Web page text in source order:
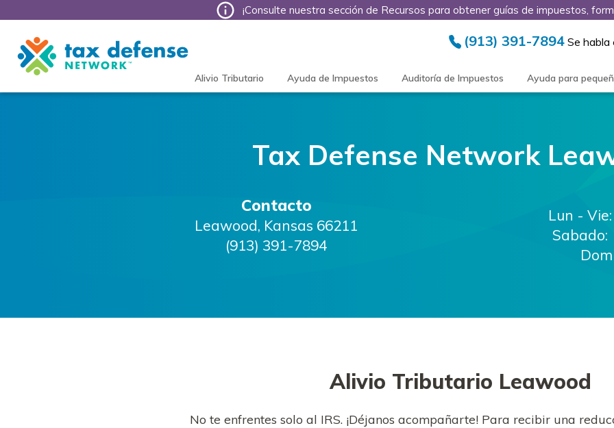
¡Consulte nuestra sección de Recursos para obtener guías de impuestos,
Tax
Defense
Network
(913) 391-7894 Se habla
Alivio Tributario Ayuda de Impuestos Auditoría de Impuestos Ayuda para
Tax Defense Network
Contacto
Leawood, Kansas 66211
(913) 391-7894
Lun - Vie:
Sabado:
Alivio Tributario Leawood
No te enfrentes solo al IRS. ¡Déjanos acompañarte! Para recibir una